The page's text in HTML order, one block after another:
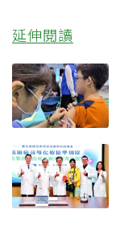
延伸閱讀